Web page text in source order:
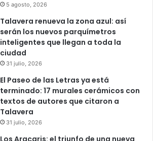
5 agosto, 2026
Talavera renueva la zona azul: así
serán los nuevos parquímetros
inteligentes que llegan a toda la
ciudad
31 julio, 2026
El Paseo de las Letras ya está
terminado: 17 murales cerámicos con
textos de autores que citaron a
Talavera
31 julio, 2026